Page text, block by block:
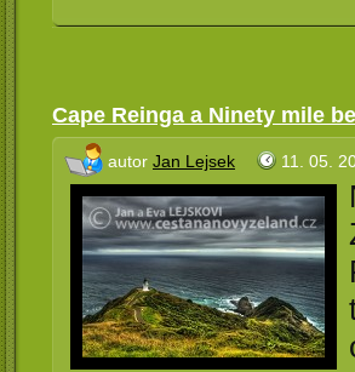
Cape Reinga a Ninety mile
autor Jan Lejsek 11. 05.